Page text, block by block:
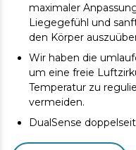
maximaler
Liegegefühl und
den Körper
Wir haben die
um eine freie
Temperatur zu
vermeiden.
DualSense
Dreifaches